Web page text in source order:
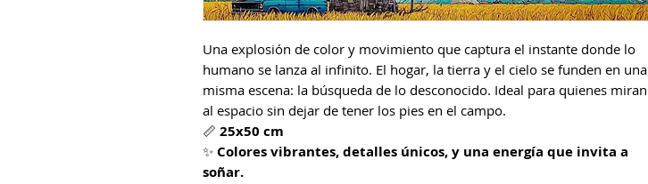
Una explosión de color y movimiento que captura el instante donde lo
humano se lanza al infinito. El hogar, la tierra y el cielo se funden en una
misma escena: la búsqueda de lo desconocido. Ideal para quienes miran
al espacio sin dejar de tener los pies en el campo.
📏 25x50 cm
✨ Colores vibrantes, detalles únicos, y una energía que invita a
soñar.